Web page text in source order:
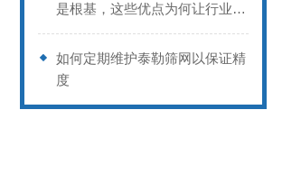
是根基，这些优点为何让行业偏
爱？
如何定期维护泰勒筛网以保证精
度